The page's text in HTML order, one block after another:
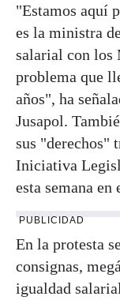
"Estamos aquí
es la ministra
salarial con los
problema que
años", ha
Jusapol.
sus "derechos"
Iniciativa
esta semana en
PUBLICIDAD
En la protesta
consignas,
igualdad